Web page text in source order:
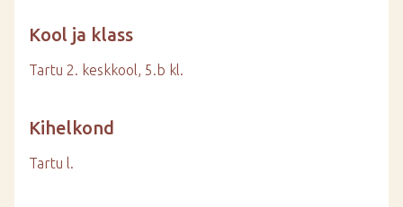
Kool ja klass
Tartu 2. keskkool, 5.b kl.
Kihelkond
Tartu l.